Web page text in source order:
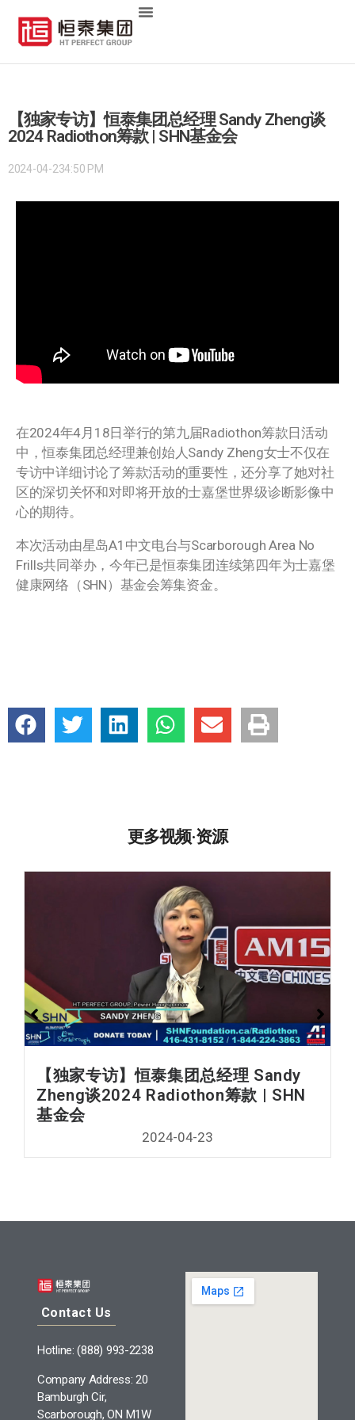
【独家专访】恒泰集团总经理 Sandy Zheng谈
2024 Radiothon筹款 | SHN基金会
2024-04-234:50 PM
在2024年4月18日举行的第九届Radiothon筹款日活动
中，恒泰集团总经理兼创始人Sandy Zheng女士不仅在
专访中详细讨论了筹款活动的重要性，还分享了她对社
区的深切关怀和对即将开放的士嘉堡世界级诊断影像中
心的期待。
本次活动由星岛A1中文电台与Scarborough Area No
Frills共同举办，今年已是恒泰集团连续第四年为士嘉堡
健康网络（SHN）基金会筹集资金。
更多视频·资源
【独家专访】恒泰集团总经理 Sandy
Zheng谈2024 Radiothon筹款 | SHN
基金会
2024-04-23
Contact Us
Hotline: (888) 993-2238
Company Address: 20
Bamburgh Cir,
Scarborough, ON M1W